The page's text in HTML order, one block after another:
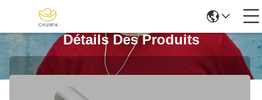
Détails Des Produits